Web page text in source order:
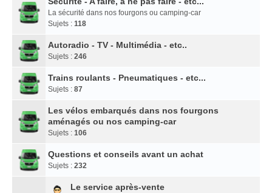
La sécurité dans nos fourgons ou camping-car
Sujets : 118
Autoradio - TV - Multimédia - etc..
Sujets : 246
Trains roulants - Pneumatiques - etc...
Sujets : 87
Les vélos embarqués dans nos fourgons
aménagés ou nos camping-car
Sujets : 106
Questions et conseils avant un achat
Sujets : 232
Le service après-vente